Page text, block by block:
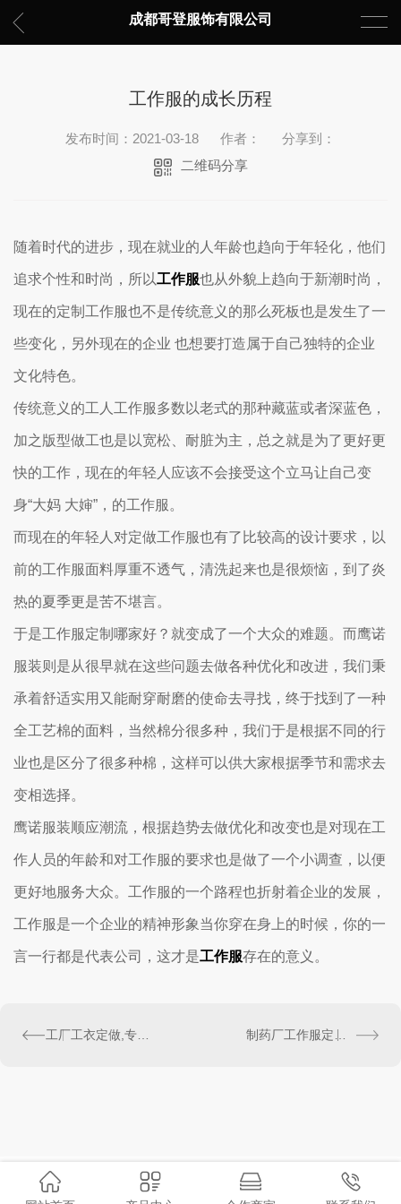
成都哥登服饰有限公司
工作服的成长历程
发布时间：2021-03-18 作者：
分享到：
二维码分享
随着时代的进步，现在就业的人年龄也趋向于年轻化，他们
追求个性和时尚，所以工作服也从外貌上趋向于新潮时尚，
现在的定制工作服也不是传统意义的那么死板也是发生了一
些变化，另外现在的企业 也想要打造属于自己独特的企业
文化特色。
传统意义的工人工作服多数以老式的那种藏蓝或者深蓝色，
加之版型做工也是以宽松、耐脏为主，总之就是为了更好更
快的工作，现在的年轻人应该不会接受这个立马让自己变
身“大妈 大婶”，的工作服。
而现在的年轻人对定做工作服也有了比较高的设计要求，以
前的工作服面料厚重不透气，清洗起来也是很烦恼，到了炎
热的夏季更是苦不堪言。
于是工作服定制哪家好？就变成了一个大众的难题。而鹰诺
服装则是从很早就在这些问题去做各种优化和改进，我们秉
承着舒适实用又能耐穿耐磨的使命去寻找，终于找到了一种
全工艺棉的面料，当然棉分很多种，我们于是根据不同的行
业也是区分了很多种棉，这样可以供大家根据季节和需求去
变相选择。
鹰诺服装顺应潮流，根据趋势去做优化和改变也是对现在工
作人员的年龄和对工作服的要求也是做了一个小调查，以便
更好地服务大众。工作服的一个路程也折射着企业的发展，
工作服是一个企业的精神形象当你穿在身上的时候，你的一
言一行都是代表公司，这才是工作服存在的意义。